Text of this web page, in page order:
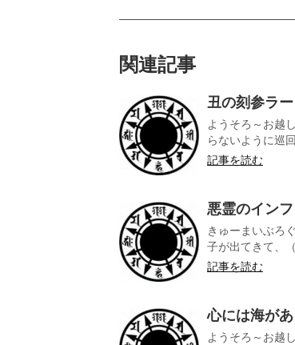
関連記事
丑の刻参ラー
ようそろ～お越
らないように巡
記事を読む
悪霊のイン
きゅーまいぶろ
子が出てきて、
記事を読む
心には海が
ようそろ～お越